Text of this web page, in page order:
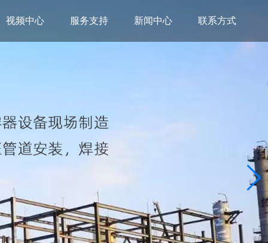
视频中心 服务支持 新闻中心 联系方式